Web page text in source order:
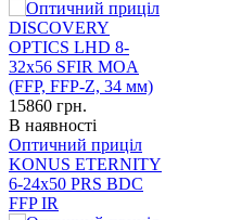
15860 грн.
В наявності
Оптичний приціл
KONUS ETERNITY
6-24x50 PRS BDC
FFP IR